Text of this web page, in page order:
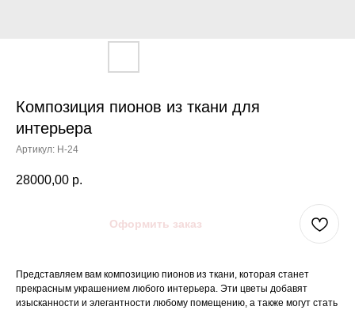
Композиция пионов из ткани для
интерьера
Артикул: Н-24
28000,00 р.
Оформить заказ
Представляем вам композицию пионов из ткани, которая станет
прекрасным украшением любого интерьера. Эти цветы добавят
изысканности и элегантности любому помещению, а также могут стать